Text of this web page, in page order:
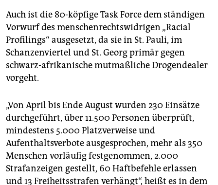
Auch ist die 80-köpfige Task Force dem ständigen
Vorwurf des menschenrechtswidrigen „Racial
Profilings“ ausgesetzt, da sie in St. Pauli, im
Schanzenviertel und St. Georg primär gegen
schwarz-afrikanische mutmaßliche Drogendealer
vorgeht.
„Von April bis Ende August wurden 230 Einsätze
durchgeführt, über 11.500 Personen überprüft,
mindestens 5.000 Platzverweise und
Aufenthaltsverbote ausgesprochen, mehr als 350
Menschen vorläufig festgenommen, 2.000
Strafanzeigen gestellt, 60 Haftbefehle erlassen
und 13 Freiheitsstrafen verhängt“, heißt es in dem